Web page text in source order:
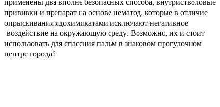
прививки и препарат на основе нематод, которые в отличие
опрыскивания ядохимикатами исключают негативное
воздействие на окружающую среду. Возможно, их и стоит
использовать для спасения пальм в знаковом прогулочном
центре города?